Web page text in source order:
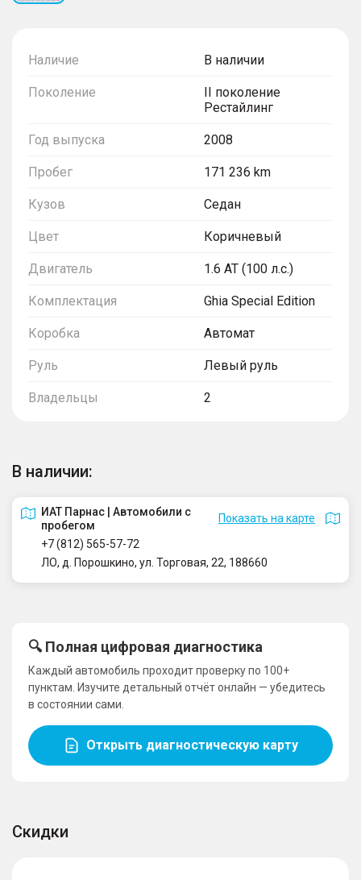
Наличие В наличии
Поколение
II поколение
Рестайлинг
Год выпуска 2008
Пробег 171 236 km
Кузов Седан
Цвет Коричневый
Двигатель 1.6 AT (100 л.с.)
Комплектация Ghia Special Edition
Коробка Автомат
Руль Левый руль
Владельцы 2
В наличии:
ИАТ Парнас | Автомобили с
пробегом
Показать на карте
+7 (812) 565-57-72
ЛО, д. Порошкино, ул. Торговая, 22, 188660
🔍 Полная цифровая диагностика
Каждый автомобиль проходит проверку по 100+
пунктам. Изучите детальный отчёт онлайн — убедитесь
в состоянии сами.
Открыть диагностическую карту
Скидки